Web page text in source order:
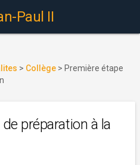
Paul II
> Collège > Première étape
préparation à la